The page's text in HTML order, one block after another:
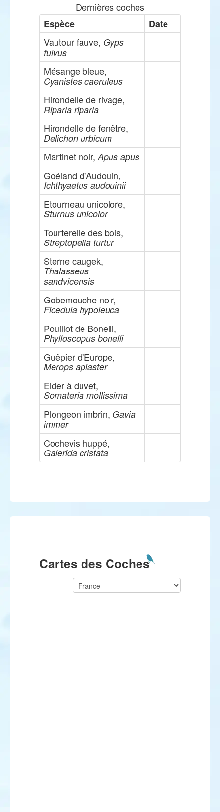
Dernières coches
Espèce
Date
Vautour fauve, Gyps
fulvus
Mésange bleue,
Cyanistes caeruleus
Hirondelle de rivage,
Riparia riparia
Hirondelle de fenêtre,
Delichon urbicum
Martinet noir, Apus apus
Goéland d'Audouin,
Ichthyaetus audouinii
Etourneau unicolore,
Sturnus unicolor
Tourterelle des bois,
Streptopelia turtur
Sterne caugek,
Thalasseus
sandvicensis
Gobemouche noir,
Ficedula hypoleuca
Pouillot de Bonelli,
Phylloscopus bonelli
Guêpier d'Europe,
Merops apiaster
Eider à duvet,
Somateria mollissima
Plongeon imbrin, Gavia
immer
Cochevis huppé,
Galerida cristata
Cartes des Coches